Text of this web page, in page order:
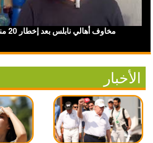
أهالي نابلس بجهود الشرطة بضبط السيارات
الأخبار